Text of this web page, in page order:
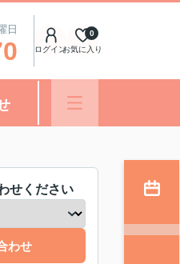
日
ログインお気に入り
0
せください
わせ